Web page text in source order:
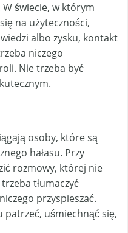
świecie, w którym
na użyteczności,
albo zysku, kontakt
niczego
Nie trzeba być
osoby, które są
hałasu. Przy
rozmowy, której nie
tłumaczyć
przyspieszać.
uśmiechnąć się,